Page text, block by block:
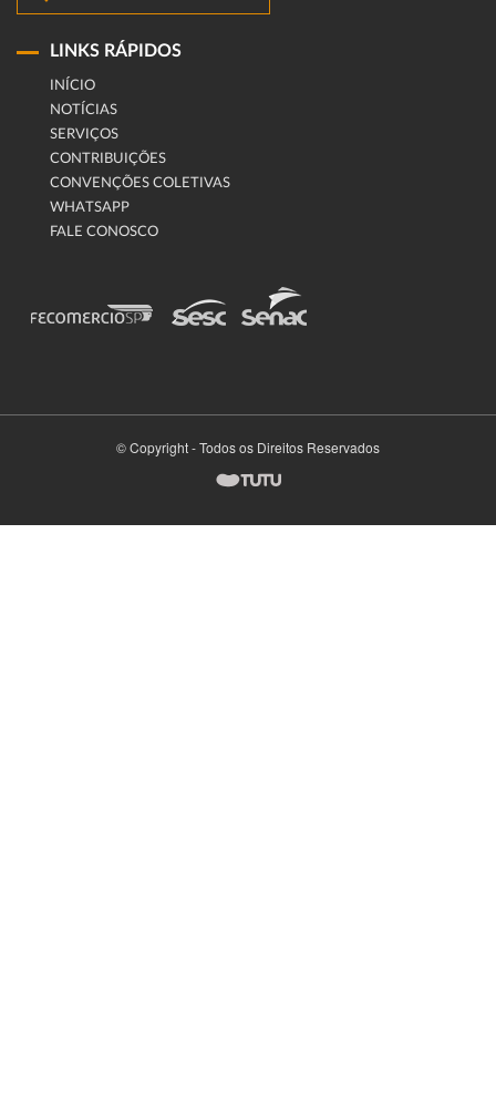
LINKS RÁPIDOS
INÍCIO
NOTÍCIAS
SERVIÇOS
CONTRIBUIÇÕES
CONVENÇÕES COLETIVAS
WHATSAPP
FALE CONOSCO
© Copyright - Todos os Direitos Reservados